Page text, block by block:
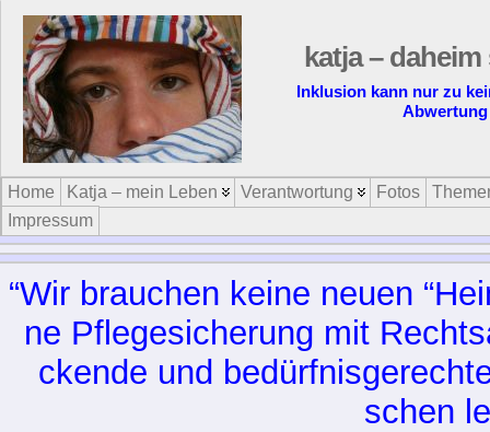
katja –
Inklusion kann nur zu
Home Katja – mein Leben Verantwortung Fotos
Impressum
“Wir brau­chen kei­ne neu­en
ne Pfle­ge­si­che­rung mit
cken­de und
schen